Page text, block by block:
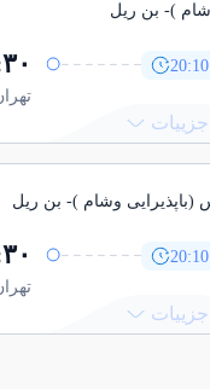
جزییات
- بن ريل
20:10
جزییات
- بن ريل
20:10